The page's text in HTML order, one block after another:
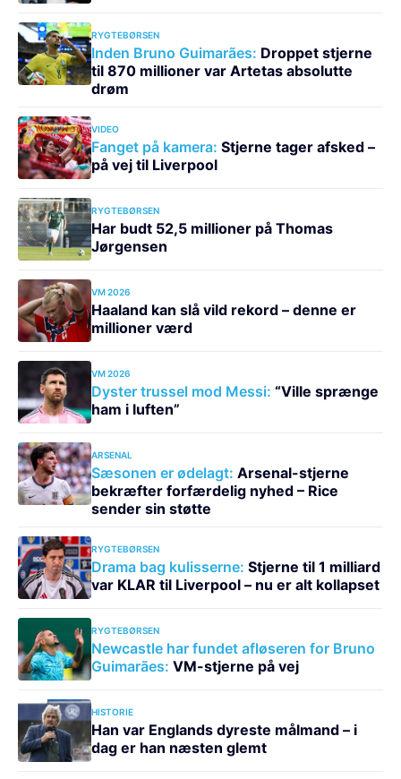
RYGTEBØRSEN
Inden Bruno Guimarães: Droppet stjerne
til 870 millioner var Artetas absolutte
drøm
VIDEO
Fanget på kamera: Stjerne tager afsked –
på vej til Liverpool
RYGTEBØRSEN
Har budt 52,5 millioner på Thomas
Jørgensen
VM 2026
Haaland kan slå vild rekord – denne er
millioner værd
VM 2026
Dyster trussel mod Messi: “Ville sprænge
ham i luften”
ARSENAL
Sæsonen er ødelagt: Arsenal-stjerne
bekræfter forfærdelig nyhed – Rice
sender sin støtte
RYGTEBØRSEN
Drama bag kulisserne: Stjerne til 1 milliard
var KLAR til Liverpool – nu er alt kollapset
RYGTEBØRSEN
Newcastle har fundet afløseren for Bruno
Guimarães: VM-stjerne på vej
HISTORIE
Han var Englands dyreste målmand – i
dag er han næsten glemt